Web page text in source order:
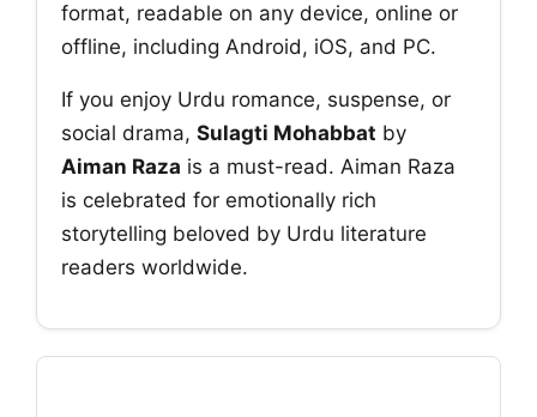
format, readable on any device, online or
offline, including Android, iOS, and PC.
If you enjoy Urdu romance, suspense, or
social drama, Sulagti Mohabbat by
Aiman Raza is a must-read. Aiman Raza
is celebrated for emotionally rich
storytelling beloved by Urdu literature
readers worldwide.